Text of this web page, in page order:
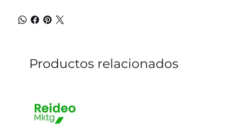
Productos relacionados